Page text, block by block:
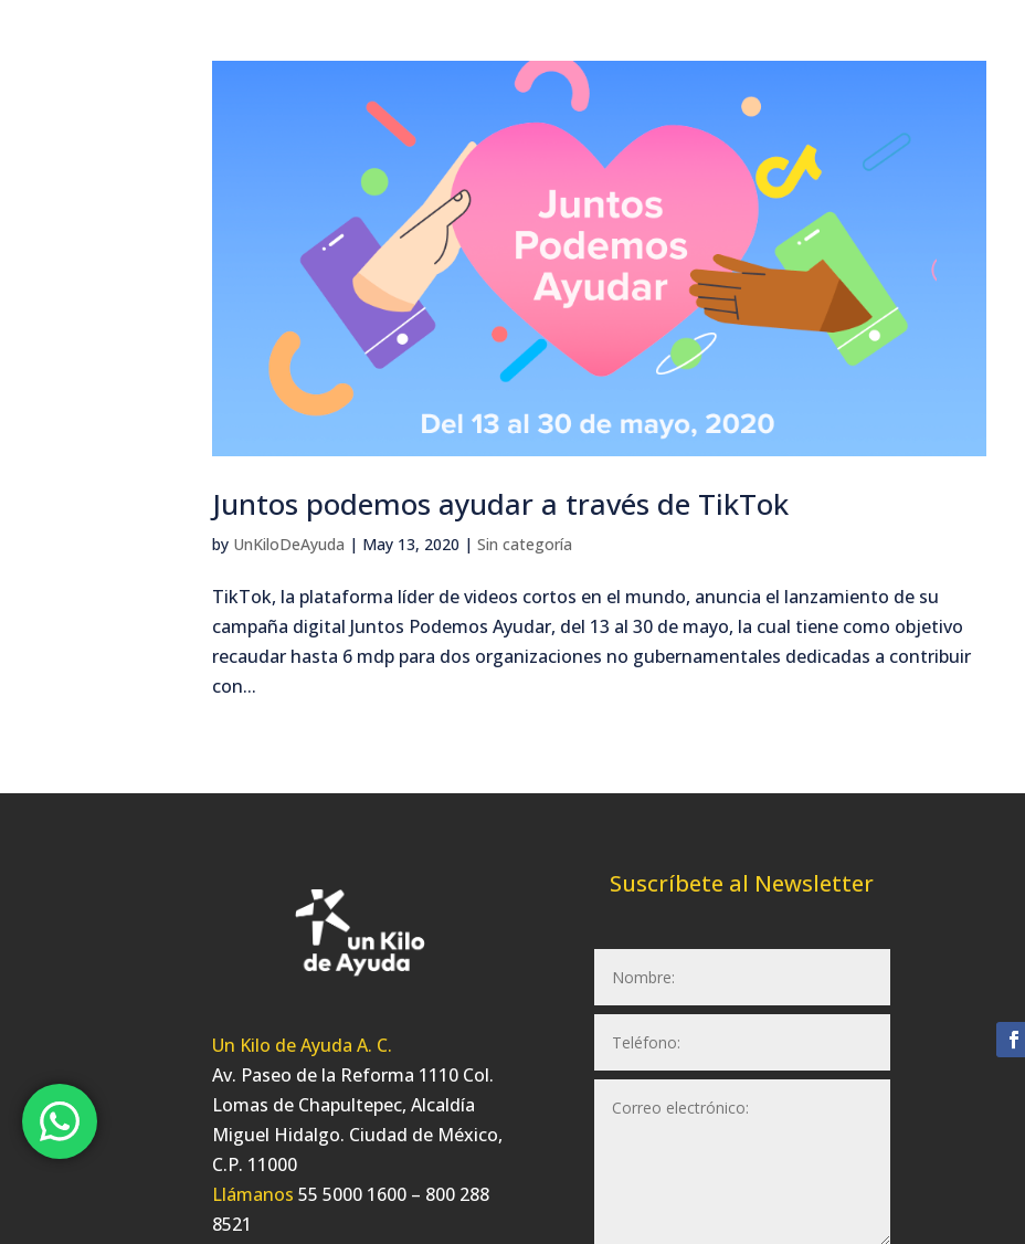
Juntos podemos ayudar a través de TikTok
by UnKiloDeAyuda | May 13, 2020 | Sin categoría
TikTok, la plataforma líder de videos cortos en el mundo, anuncia el lanzamiento de su
campaña digital Juntos Podemos Ayudar, del 13 al 30 de mayo, la cual tiene como objetivo
recaudar hasta 6 mdp para dos organizaciones no gubernamentales dedicadas a contribuir
con...
Un Kilo de Ayuda A. C.
Av. Paseo de la Reforma 1110 Col.
Lomas de Chapultepec, Alcaldía
Miguel Hidalgo. Ciudad de México,
C.P. 11000
Llámanos 55 5000 1600 – 800 288
8521
Suscríbete al Newsletter